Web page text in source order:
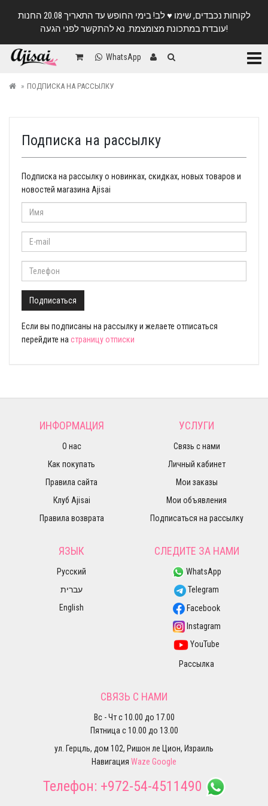
לקוחות נכבדים, שימו ♥️ לב! בימי החופש עד התאריך 20.08 החנות
עובדת במתכונת מצומצמת. נא להתקשר לפני הגעה!
WhatsApp
ПОДПИСКА НА РАССЫЛКУ
Подписка на рассылку
Подписка на рассылку о новинках, скидках, новых товаров и
новостей магазина Ajisai
Подписаться
Если вы подписаны на рассылку и желаете отписаться
перейдите на страницу отписки
ИНФОРМАЦИЯ
О нас
Как покупать
Правила сайта
Клуб Ajisai
Правила возврата
УСЛУГИ
Связь с нами
Личный кабинет
Мои заказы
Мои объявления
Подписаться на рассылку
ЯЗЫК
Русский
עברית
English
СЛЕДИТЕ ЗА НАМИ
WhatsApp
Telegram
Facebook
Instagram
YouTube
Рассылка
СВЯЗЬ С НАМИ
Вс - Чт с 10.00 до 17.00
Пятница с 10.00 до 13.00
ул. Герцль, дом 102, Ришон ле Цион, Израиль
Навигация Waze Google
Телефон: +972-54-4511490